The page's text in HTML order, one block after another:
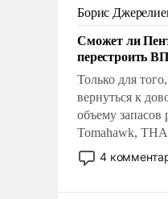
и ее
поднимет наши
возможности.
Борис
Сможет ли
перестроить
Только для
вернуться к
объему запасов
Tomahawk,
США
лет. Даже
4